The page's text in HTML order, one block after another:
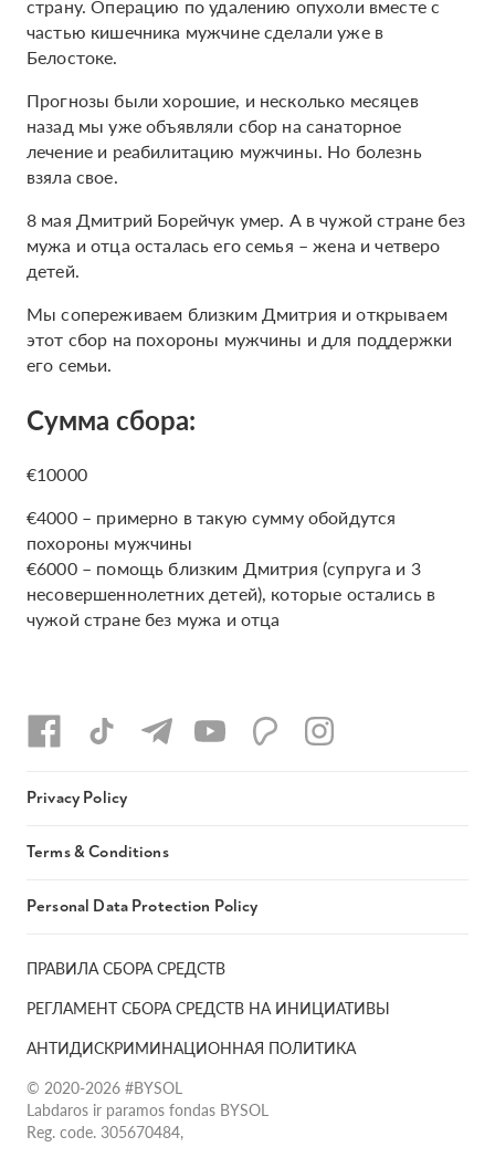
страну. Операцию по удалению опухоли вместе с
частью кишечника мужчине сделали уже в
Белостоке.
Прогнозы были хорошие, и несколько месяцев
назад мы уже объявляли сбор на санаторное
лечение и реабилитацию мужчины. Но болезнь
взяла свое.
8 мая Дмитрий Борейчук умер. А в чужой стране без
мужа и отца осталась его семья – жена и четверо
детей.
Мы сопереживаем близким Дмитрия и открываем
этот сбор на похороны мужчины и для поддержки
его семьи.
Сумма сбора:
€10000
€4000 – примерно в такую сумму обойдутся
похороны мужчины
€6000 – помощь близким Дмитрия (супруга и 3
несовершеннолетних детей), которые остались в
чужой стране без мужа и отца
ПРАВИЛА СБОРА СРЕДСТВ
РЕГЛАМЕНТ СБОРА СРЕДСТВ НА ИНИЦИАТИВЫ
АНТИДИСКРИМИНАЦИОННАЯ ПОЛИТИКА
© 2020-2026 #BYSOL
Labdaros ir paramos fondas BYSOL
Reg. code. 305670484,
Privacy Policy
Terms & Conditions
Personal Data Protection Policy